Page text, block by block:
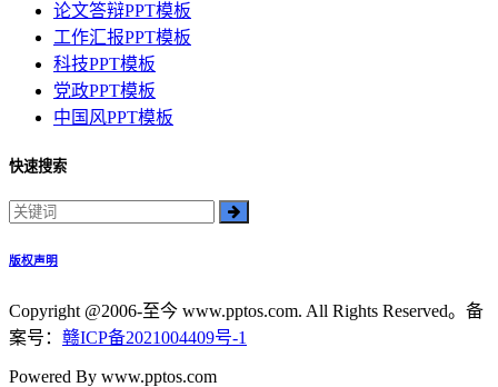
论文答辩PPT模板
工作汇报PPT模板
科技PPT模板
党政PPT模板
中国风PPT模板
快速搜索
版权声明
Copyright @2006-至今 www.pptos.com. All Rights Reserved。备
案号： 赣ICP备2021004409号-1
Powered By www.pptos.com